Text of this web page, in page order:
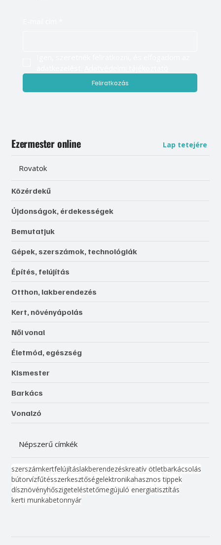
Feliratkozás
Ezermester online Lap tetejére
Rovatok
Közérdekű
Újdonságok, érdekességek
Bemutatjuk
Gépek, szerszámok, technológiák
Építés, felújítás
Otthon, lakberendezés
Kert, növényápolás
Női vonal
Életmód, egészség
Kismester
Barkács
Vonalzó
Népszerű címkék
szerszámkertfelújításlakberendezéskreatív ötletbarkácsolás
bútorvízfűtésszerkesztőségelektronikahasznos tippek
dísznövényhőszigeteléstetőmegújuló energiatisztítás
kerti munkabetonnyár